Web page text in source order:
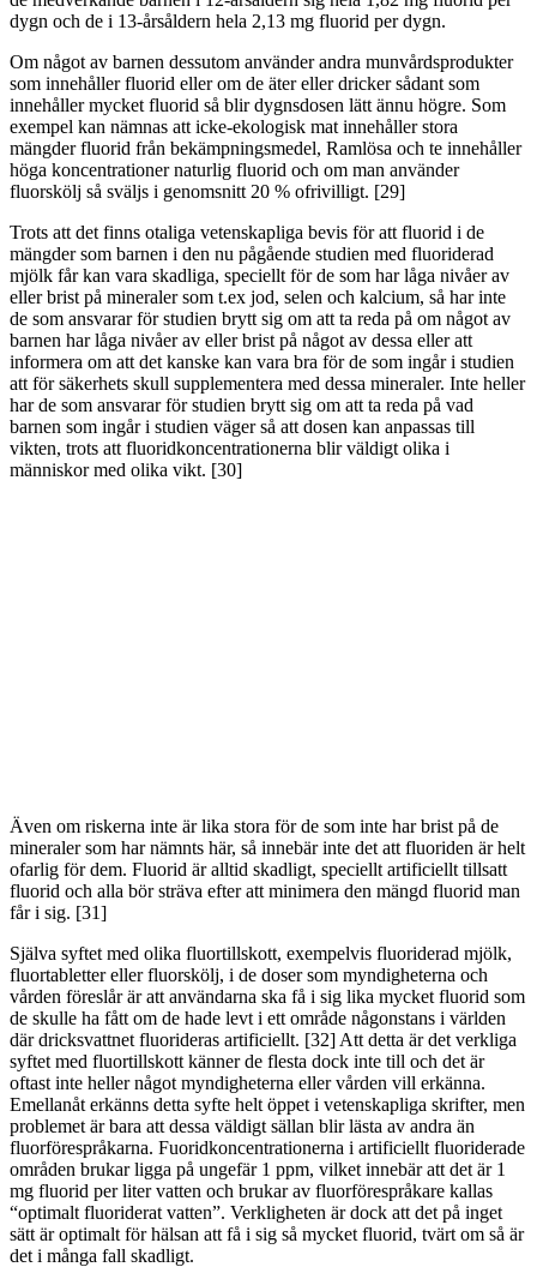
dygn och de i 13-årsåldern hela 2,13 mg fluorid per dygn.
Om något av barnen dessutom använder andra munvårdsprodukter
som innehåller fluorid eller om de äter eller dricker sådant som
innehåller mycket fluorid så blir dygnsdosen lätt ännu högre. Som
exempel kan nämnas att icke-ekologisk mat innehåller stora
mängder fluorid från bekämpningsmedel, Ramlösa och te innehåller
höga koncentrationer naturlig fluorid och om man använder
fluorskölj så sväljs i genomsnitt 20 % ofrivilligt. [29]
Trots att det finns otaliga vetenskapliga bevis för att fluorid i de
mängder som barnen i den nu pågående studien med fluoriderad
mjölk får kan vara skadliga, speciellt för de som har låga nivåer av
eller brist på mineraler som t.ex jod, selen och kalcium, så har inte
de som ansvarar för studien brytt sig om att ta reda på om något av
barnen har låga nivåer av eller brist på något av dessa eller att
informera om att det kanske kan vara bra för de som ingår i studien
att för säkerhets skull supplementera med dessa mineraler. Inte heller
har de som ansvarar för studien brytt sig om att ta reda på vad
barnen som ingår i studien väger så att dosen kan anpassas till
vikten, trots att fluoridkoncentrationerna blir väldigt olika i
människor med olika vikt. [30]
Även om riskerna inte är lika stora för de som inte har brist på de
mineraler som har nämnts här, så innebär inte det att fluoriden är helt
ofarlig för dem. Fluorid är alltid skadligt, speciellt artificiellt tillsatt
fluorid och alla bör sträva efter att minimera den mängd fluorid man
får i sig. [31]
Själva syftet med olika fluortillskott, exempelvis fluoriderad mjölk,
fluortabletter eller fluorskölj, i de doser som myndigheterna och
vården föreslår är att användarna ska få i sig lika mycket fluorid som
de skulle ha fått om de hade levt i ett område någonstans i världen
där dricksvattnet fluorideras artificiellt. [32] Att detta är det verkliga
syftet med fluortillskott känner de flesta dock inte till och det är
oftast inte heller något myndigheterna eller vården vill erkänna.
Emellanåt erkänns detta syfte helt öppet i vetenskapliga skrifter, men
problemet är bara att dessa väldigt sällan blir lästa av andra än
fluorförespråkarna. Fuoridkoncentrationerna i artificiellt fluoriderade
områden brukar ligga på ungefär 1 ppm, vilket innebär att det är 1
mg fluorid per liter vatten och brukar av fluorförespråkare kallas
“optimalt fluoriderat vatten”. Verkligheten är dock att det på inget
sätt är optimalt för hälsan att få i sig så mycket fluorid, tvärt om så är
det i många fall skadligt.